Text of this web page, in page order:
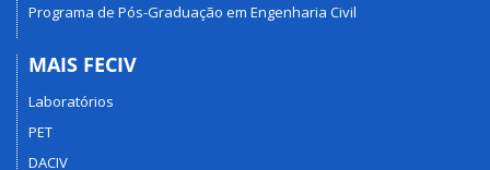
Programa de Pós-Graduação em Engenharia Civil
MAIS FECIV
Laboratórios
PET
DACIV